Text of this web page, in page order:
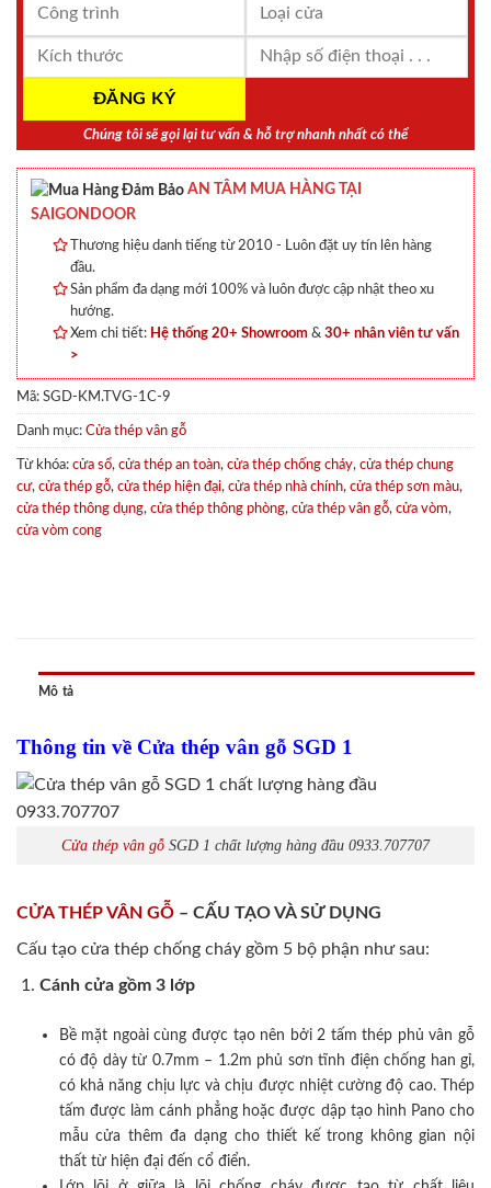
Chúng tôi sẽ gọi lại tư vấn & hỗ trợ nhanh nhất có thể
AN TÂM MUA HÀNG TẠI
SAIGONDOOR
Thương hiệu danh tiếng từ 2010 - Luôn đặt uy tín lên hàng
đầu.
Sản phẩm đa dạng mới 100% và luôn được cập nhật theo xu
hướng.
Xem chi tiết: Hệ thống 20+ Showroom & 30+ nhân viên tư vấn
>
Mã: SGD-KM.TVG-1C-9
Danh mục: Cửa thép vân gỗ
Từ khóa: cửa sổ, cửa thép an toàn, cửa thép chống cháy, cửa thép chung
cư, cửa thép gỗ, cửa thép hiện đại, cửa thép nhà chính, cửa thép sơn màu,
cửa thép thông dụng, cửa thép thông phòng, cửa thép vân gỗ, cửa vòm,
cửa vòm cong
Mô tả
Thông tin về Cửa thép vân gỗ SGD 1
Cửa thép vân gỗ SGD 1 chất lượng hàng đầu 0933.707707
CỬA THÉP VÂN GỖ – CẤU TẠO VÀ SỬ DỤNG
Cấu tạo cửa thép chống cháy gồm 5 bộ phận như sau:
Cánh cửa gồm 3 lớp
Bề mặt ngoài cùng được tạo nên bởi 2 tấm thép phủ vân gỗ
có độ dày từ 0.7mm – 1.2m phủ sơn tĩnh điện chống han gỉ,
có khả năng chịu lực và chịu được nhiệt cường độ cao. Thép
tấm được làm cánh phẳng hoặc được dập tạo hình Pano cho
mẫu cửa thêm đa dạng cho thiết kế trong không gian nội
thất từ hiện đại đến cổ điển.